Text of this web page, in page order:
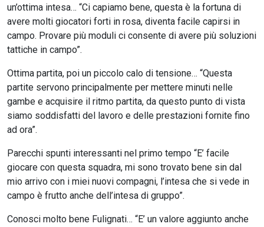
un’ottima intesa… “Ci capiamo bene, questa è la fortuna di
avere molti giocatori forti in rosa, diventa facile capirsi in
campo. Provare più moduli ci consente di avere più soluzioni
tattiche in campo”.
Ottima partita, poi un piccolo calo di tensione… “Questa
partite servono principalmente per mettere minuti nelle
gambe e acquisire il ritmo partita, da questo punto di vista
siamo soddisfatti del lavoro e delle prestazioni fornite fino
ad ora”.
Parecchi spunti interessanti nel primo tempo “E’ facile
giocare con questa squadra, mi sono trovato bene sin dal
mio arrivo con i miei nuovi compagni, l’intesa che si vede in
campo è frutto anche dell’intesa di gruppo”.
Conosci molto bene Fulignati… “E’ un valore aggiunto anche